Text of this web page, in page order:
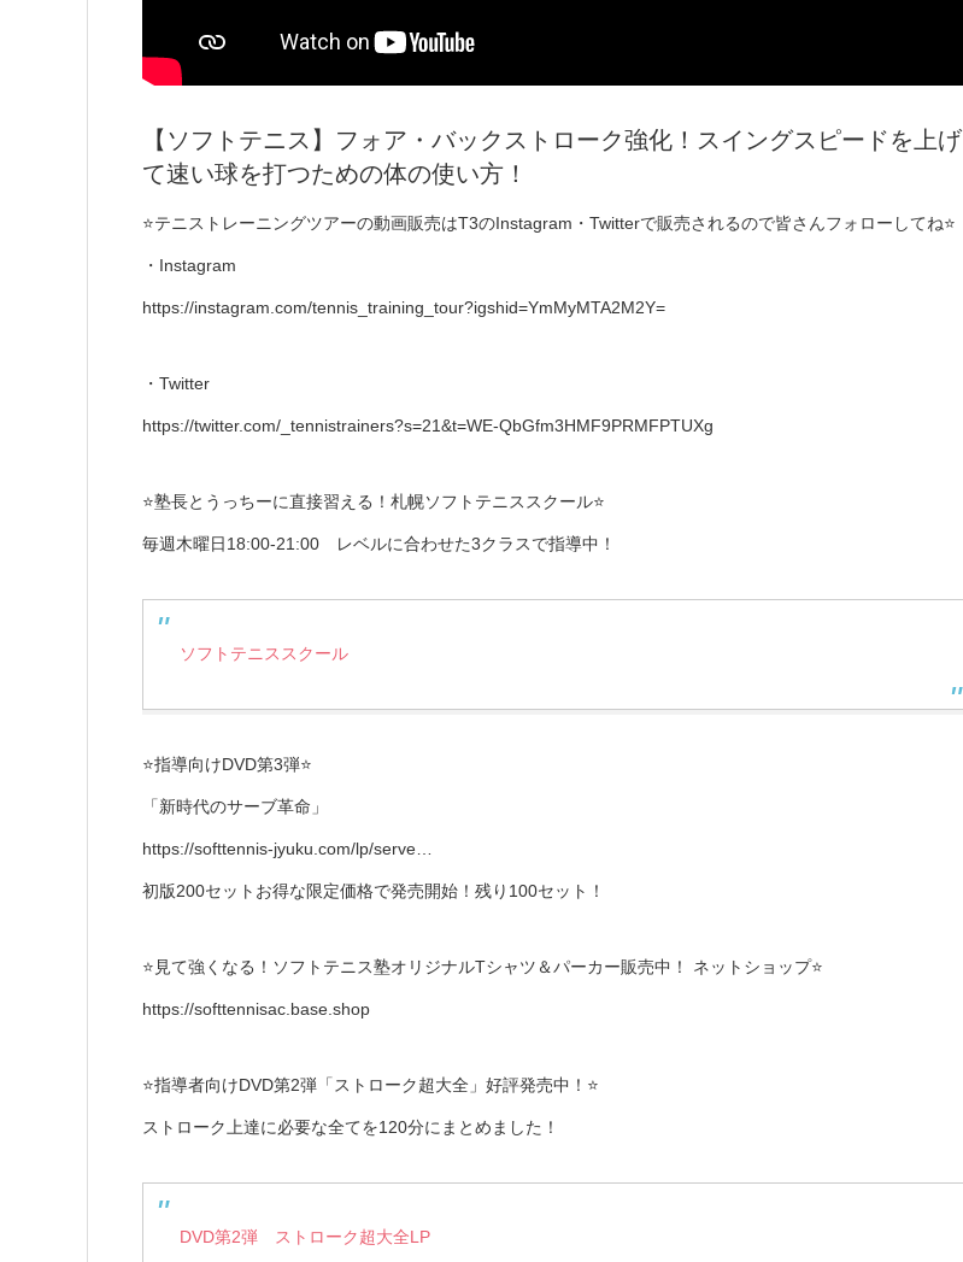
【ソフトテニス】フォア・バックストローク強化！スイングスピードを上げ
て速い球を打つための体の使い方！
⭐️テニストレーニングツアーの動画販売はT3のInstagram・Twitterで販売されるので皆さんフォローしてね⭐️
・Instagram
https://instagram.com/tennis_training_tour?igshid=YmMyMTA2M2Y=
・Twitter
https://twitter.com/_tennistrainers?s=21&t=WE-QbGfm3HMF9PRMFPTUXg
⭐️塾長とうっちーに直接習える！札幌ソフトテニススクール⭐️
毎週木曜日18:00-21:00 レベルに合わせた3クラスで指導中！
ソフトテニススクール
⭐️指導向けDVD第3弾⭐️
「新時代のサーブ革命」
https://softtennis-jyuku.com/lp/serve…
初版200セットお得な限定価格で発売開始！残り100セット！
⭐️見て強くなる！ソフトテニス塾オリジナルTシャツ＆パーカー販売中！ ネットショップ⭐️
https://softtennisac.base.shop
⭐️指導者向けDVD第2弾「ストローク超大全」好評発売中！⭐️
ストローク上達に必要な全てを120分にまとめました！
DVD第2弾 ストローク超大全LP